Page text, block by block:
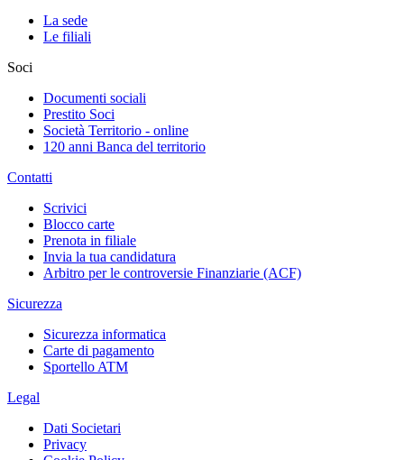
La sede
Le filiali
Soci
Documenti sociali
Prestito Soci
Società Territorio - online
120 anni Banca del territorio
Contatti
Scrivici
Blocco carte
Prenota in filiale
Invia la tua candidatura
Arbitro per le controversie Finanziarie (ACF)
Sicurezza
Sicurezza informatica
Carte di pagamento
Sportello ATM
Legal
Dati Societari
Privacy